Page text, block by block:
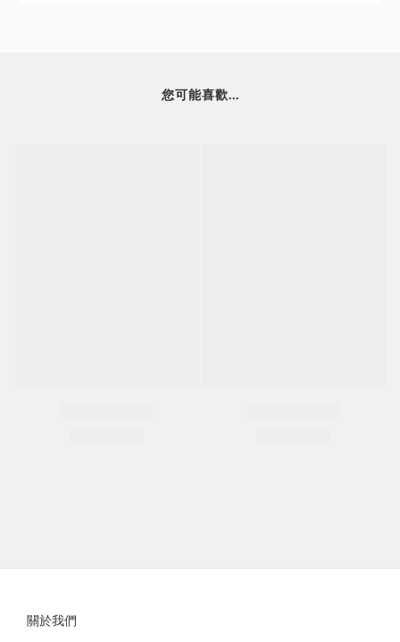
您可能喜歡...
關於我們